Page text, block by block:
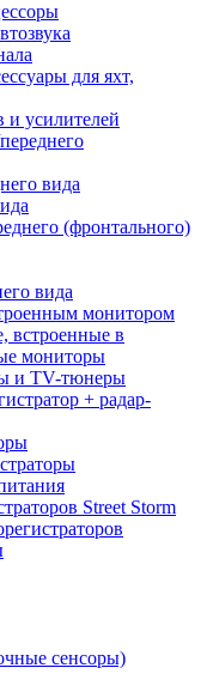
для яхт,
и усилителей
вида
(фронтального)
вида
монитором
встроенные в
мониторы
и TV-тюнеры
+ радар-
Street Storm
сенсоры)